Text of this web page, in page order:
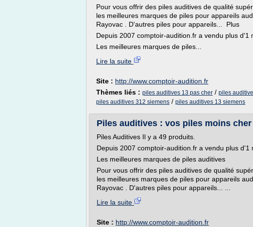
Pour vous offrir des piles auditives de qualité
les meilleures marques de piles pour appareils
Rayovac . D'autres piles pour appareils... Plus
Depuis 2007 comptoir-audition.fr a vendu plus d'1
Les meilleures marques de piles...
Lire la suite
Site : http://www.comptoir-audition.fr
Thèmes liés : piles auditives 13 pas cher / piles
piles auditives 312 siemens / piles auditives 13 siemens
Piles auditives : vos piles moins
Piles Auditives Il y a 49 produits.
Depuis 2007 comptoir-audition.fr a vendu plus d'1
Les meilleures marques de piles auditives
Pour vous offrir des piles auditives de qualité
les meilleures marques de piles pour appareils
Rayovac . D'autres piles pour appareils... ...
Lire la suite
Site : http://www.comptoir-audition.fr